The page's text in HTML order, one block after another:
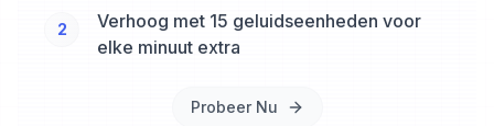
2
Verhoog met 15 geluidseenheden voor
elke minuut extra
Probeer Nu